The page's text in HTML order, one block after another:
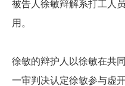
被告人徐敏辩解系打工人
用。
徐敏的辩护人以徐敏在共
一审判决认定徐敏参与虚